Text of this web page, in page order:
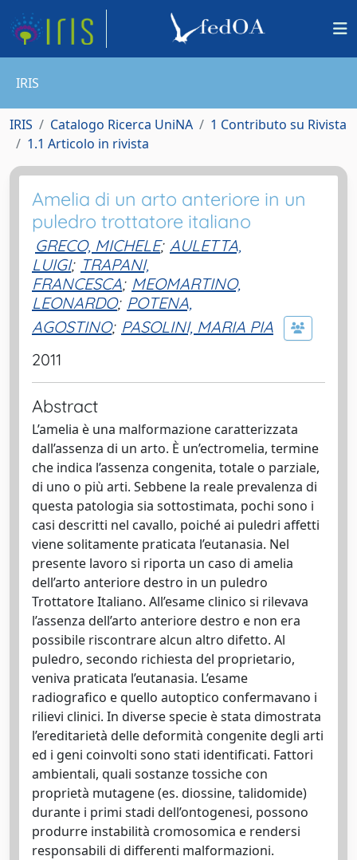
IRIS
IRIS Catalogo Ricerca UniNA
1 Contributo su Rivista
1.1 Articolo in rivista
Amelia di un arto anteriore in un
puledro trottatore italiano
GRECO, MICHELE; AULETTA,
LUIGI; TRAPANI,
FRANCESCA; MEOMARTINO,
LEONARDO; POTENA,
AGOSTINO; PASOLINI, MARIA PIA
2011
Abstract
L’amelia è una malformazione caratterizzata
dall’assenza di un arto. È un’ectromelia, termine
che indica l’assenza congenita, totale o parziale,
di uno o più arti. Sebbene la reale prevalenza di
questa patologia sia sottostimata, pochi sono i
casi descritti nel cavallo, poiché ai puledri affetti
viene solitamente praticata l’eutanasia. Nel
presente lavoro si riporta un caso di amelia
dell’arto anteriore destro in un puledro
Trottatore Italiano. All’esame clinico si rilevava
l’assenza dell’arto anteriore destro e non era
possibile riscontrare alcun altro difetto. Al
puledro, secondo richiesta del proprietario,
veniva praticata l’eutanasia. L’esame
radiografico e quello autoptico confermavano i
rilievi clinici. In diverse specie è stata dimostrata
l’ereditarietà delle deformità congenite degli arti
ed i geni coinvolti sono stati identificati. Fattori
ambientali, quali sostanze tossiche con
proprietà mutagene (es. diossine, talidomide)
durante i primi stadi dell’ontogenesi, possono
produrre instabilità cromosomica e rendersi
responsabili di differenti malformazioni.